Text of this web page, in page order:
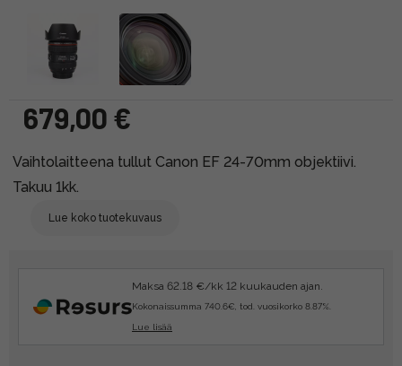
679,00 €
Vaihtolaitteena tullut Canon EF 24-70mm objektiivi.
Takuu 1kk.
Lue koko tuotekuvaus
Maksa 62.18 €/kk 12 kuukauden ajan.
Kokonaissumma 740.6€, tod. vuosikorko 8.87%.
Lue lisää